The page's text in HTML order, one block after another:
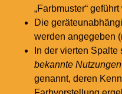
„Farbmuster“ geführt
Die
werden angegeben
In der vierten
bekannte Nutzungen
genannt, deren